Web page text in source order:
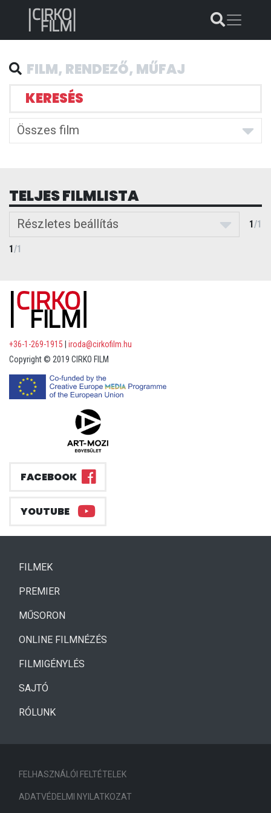
KERESÉS
Összes film
TELJES FILMLISTA
Részletes beállítás 1/1
1/1
+36-1-269-1915
iroda@cirkofilm.hu
Copyright © 2019 CIRKO FILM
FACEBOOK
YOUTUBE
FILMEK(CURRENT)
PREMIER
MŰSORON
ONLINE FILMNÉZÉS
FILMIGÉNYLÉS
SAJTÓ
RÓLUNK
FELHASZNÁLÓI FELTÉTELEK
ADATVÉDELMI NYILATKOZAT